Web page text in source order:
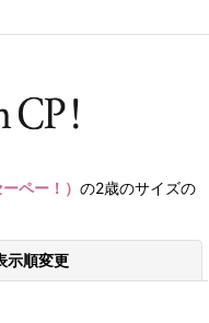
ペー！） の2歳のサイズの
示順変更